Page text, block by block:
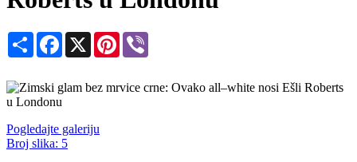
Share Facebook
X Pinterest
Pogledajte galeriju
Broj slika: 5